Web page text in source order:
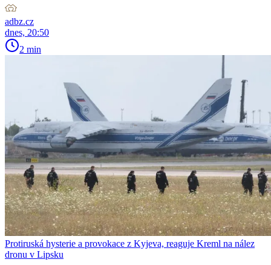
adbz.cz
dnes, 20:50
2 min
Protiruská hysterie a provokace z Kyjeva, reaguje Kreml na nález
dronu v Lipsku